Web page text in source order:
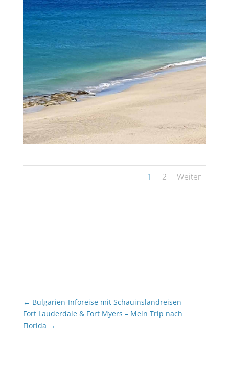
1 2 Weiter
← Bulgarien-Inforeise mit Schauinslandreisen
Fort Lauderdale & Fort Myers – Mein Trip nach
Florida →